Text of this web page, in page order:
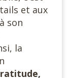
et aux
son
la